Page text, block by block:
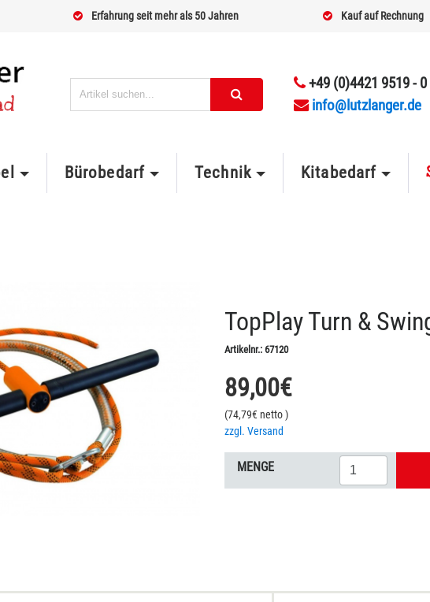
Erfahrung seit mehr als 50 Jahren Kauf auf Rechnung
+49 (0)4421 9519 - 0
info@lutzlanger.de
Bürobedarf Technik Kitabedarf
TopPlay Turn &
Artikelnr.: 67120
89,00€
(74,79€ netto)
zzgl. Versand
MENGE